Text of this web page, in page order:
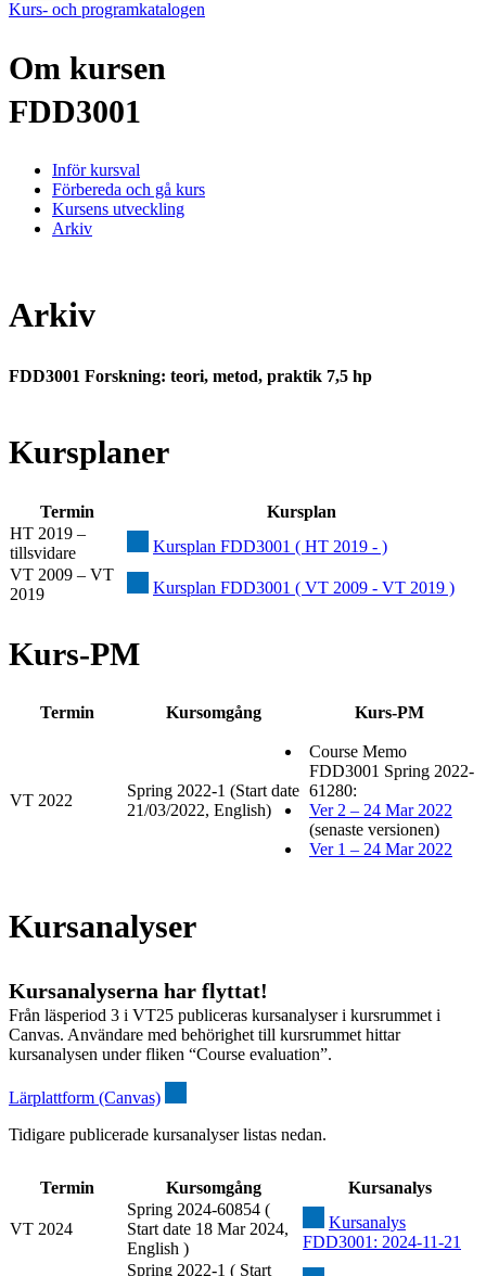
Kurs- och programkatalogen
Om kursen
FDD3001
Inför kursval
Förbereda och gå kurs
Kursens utveckling
Arkiv
Arkiv
FDD3001 Forskning: teori, metod, praktik 7,5 hp
Kursplaner
Termin
Kursplan
HT 2019 –
tillsvidare
Kursplan FDD3001 ( HT 2019 - )
VT 2009 – VT
2019
Kursplan FDD3001 ( VT 2009 - VT 2019 )
Kurs-PM
Termin Kursomgång Kurs-PM
VT 2022
Spring 2022-1 (Start date
21/03/2022, English)
Course Memo
FDD3001 Spring 2022-
61280:
Ver 2 – 24 Mar 2022
(senaste versionen)
Ver 1 – 24 Mar 2022
Kursanalyser
Kursanalyserna har flyttat!
Från läsperiod 3 i VT25 publiceras kursanalyser i kursrummet i
Canvas. Användare med behörighet till kursrummet hittar
kursanalysen under fliken “Course evaluation”.
Lärplattform (Canvas)
Tidigare publicerade kursanalyser listas nedan.
Termin Kursomgång Kursanalys
VT 2024
Spring 2024-60854 (
Start date 18 Mar 2024,
English )
Kursanalys
FDD3001: 2024-11-21
Spring 2022-1 ( Start